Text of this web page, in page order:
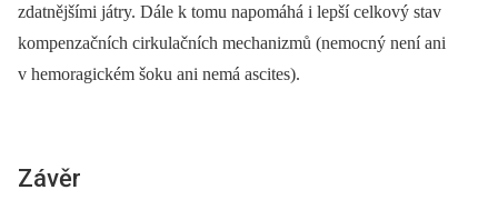
zdatnějšími játry. Dále k tomu napomáhá i lepší celkový stav
kompenzačních cirkulačních mechanizmů (nemocný není ani
v hemoragickém šoku ani nemá ascites).
Závěr